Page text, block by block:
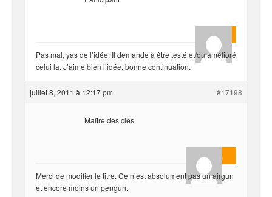
rounga
Pas mal, yas de l’idée; Il demande à être testé et/ou amélioré
celui la. J’aime bien l’idée, bonne continuation.
juillet 8, 2011 à 12:17 pm #17198
Masterjoa
Maître des clés
Merci de modifier le titre. Ce n’est absolument pas un airgun
et encore moins un pengun.